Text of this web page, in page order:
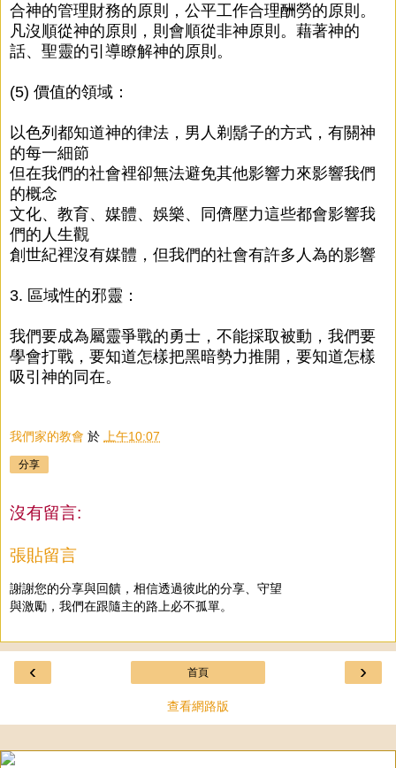
合神的管理財務的原則，公平工作合理酬勞的原則。
凡沒順從神的原則，則會順從非神原則。藉著神的
話、聖靈的引導瞭解神的原則。
(5) 價值的領域：
以色列都知道神的律法，男人剃鬍子的方式，有關神
的每一細節
但在我們的社會裡卻無法避免其他影響力來影響我們
的概念
文化、教育、媒體、娛樂、同儕壓力這些都會影響我
們的人生觀
創世紀裡沒有媒體，但我們的社會有許多人為的影響
3. 區域性的邪靈：
我們要成為屬靈爭戰的勇士，不能採取被動，我們要
學會打戰，要知道怎樣把黑暗勢力推開，要知道怎樣
吸引神的同在。
我們家的教會 於 上午10:07
分享
沒有留言:
張貼留言
謝謝您的分享與回饋，相信透過彼此的分享、守望
與激勵，我們在跟隨主的路上必不孤單。
‹ ›
首頁
查看網路版